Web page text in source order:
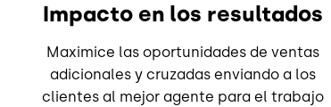
Impacto en los resultados
Maximice las oportunidades de ventas
adicionales y cruzadas enviando a los
clientes al mejor agente para el trabajo